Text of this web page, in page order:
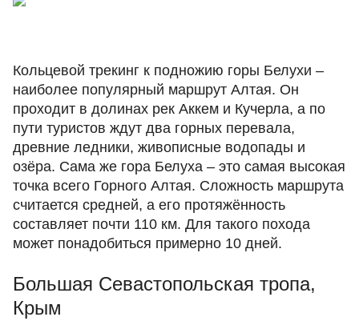
Кольцевой трекинг к подножию горы Белухи –
наиболее популярный маршрут Алтая. Он
проходит в долинах рек Аккем и Кучерла, а по
пути туристов ждут два горных перевала,
древние ледники, живописные водопады и
озёра. Сама же гора Белуха – это самая высокая
точка всего Горного Алтая. Сложность маршрута
считается средней, а его протяжённость
составляет почти 110 км. Для такого похода
может понадобиться примерно 10 дней.
Большая Севастопольская тропа,
Крым